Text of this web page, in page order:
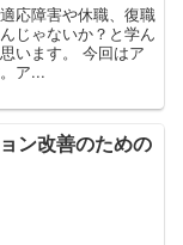
応障害や休職、復職
じゃないか？と学ん
います。 今回はア
ア...
ン改善のための